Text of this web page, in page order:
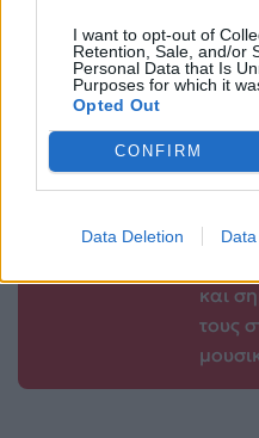
I want to opt-out of
Retention, Sale, and/or
Personal Data that Is
Purposes for which it
Opted Out
CONFIRM
Data Deletion
με
και
τους